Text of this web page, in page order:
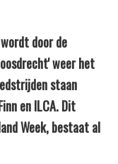
wordt door de
weer het
staan
en ILCA. Dit
Week, bestaat al